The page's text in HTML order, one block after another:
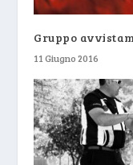
Gruppo
11 Giugno 2016